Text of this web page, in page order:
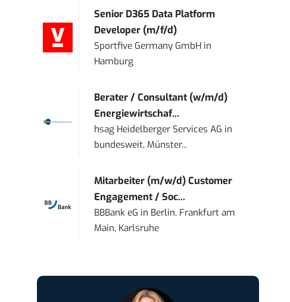
Senior D365 Data Platform
Developer (m/f/d)
Sportfive Germany GmbH in
Hamburg
Berater / Consultant (w/m/d)
Energiewirtschaf...
hsag Heidelberger Services AG in
bundesweit, Münster...
Mitarbeiter (m/w/d) Customer
Engagement / Soc...
BBBank eG in Berlin, Frankfurt am
Main, Karlsruhe